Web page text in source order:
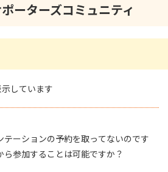
ーターズコミュニティ
しています
テーションの予約を取ってないのです
ら参加することは可能ですか？